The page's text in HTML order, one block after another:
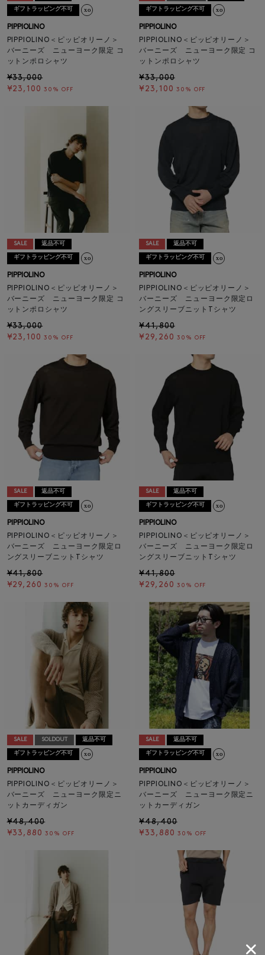
ギフトラッピング不可
PIPPIOLINO
PIPPIOLINO＜ピッピオリーノ＞
バーニーズ ニューヨーク限定 コ
ットンポロシャツ
¥33,000
¥23,100 30% OFF
ギフトラッピング不可
PIPPIOLINO
PIPPIOLINO＜ピッピオリーノ＞
バーニーズ ニューヨーク限定 コ
ットンポロシャツ
¥33,000
¥23,100 30% OFF
SALE 返品不可
ギフトラッピング不可
PIPPIOLINO
PIPPIOLINO＜ピッピオリーノ＞
バーニーズ ニューヨーク限定 コ
ットンポロシャツ
¥33,000
¥23,100 30% OFF
SALE 返品不可
ギフトラッピング不可
PIPPIOLINO
PIPPIOLINO＜ピッピオリーノ＞
バーニーズ ニューヨーク限定ロ
ングスリーブニットTシャツ
¥41,800
¥29,260 30% OFF
SALE 返品不可
ギフトラッピング不可
PIPPIOLINO
PIPPIOLINO＜ピッピオリーノ＞
バーニーズ ニューヨーク限定ロ
ングスリーブニットTシャツ
¥41,800
¥29,260 30% OFF
SALE 返品不可
ギフトラッピング不可
PIPPIOLINO
PIPPIOLINO＜ピッピオリーノ＞
バーニーズ ニューヨーク限定ロ
ングスリーブニットTシャツ
¥41,800
¥29,260 30% OFF
SALE SOLDOUT 返品不可
ギフトラッピング不可
PIPPIOLINO
PIPPIOLINO＜ピッピオリーノ＞
バーニーズ ニューヨーク限定ニ
ットカーディガン
¥48,400
¥33,880 30% OFF
SALE 返品不可
ギフトラッピング不可
PIPPIOLINO
PIPPIOLINO＜ピッピオリーノ＞
バーニーズ ニューヨーク限定ニ
ットカーディガン
¥48,400
¥33,880 30% OFF